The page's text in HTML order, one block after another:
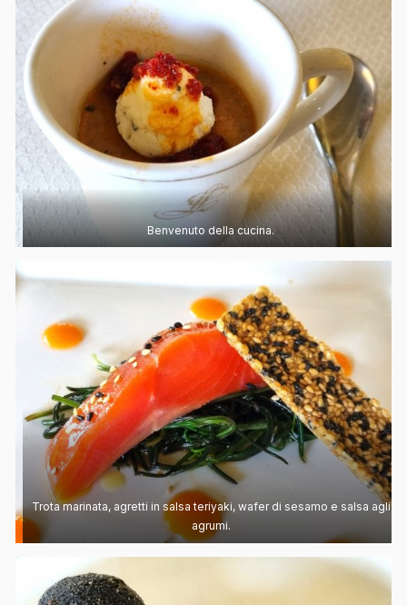
Benvenuto della cucina.
Trota marinata, agretti in salsa teriyaki, wafer di sesamo e salsa agli
agrumi.